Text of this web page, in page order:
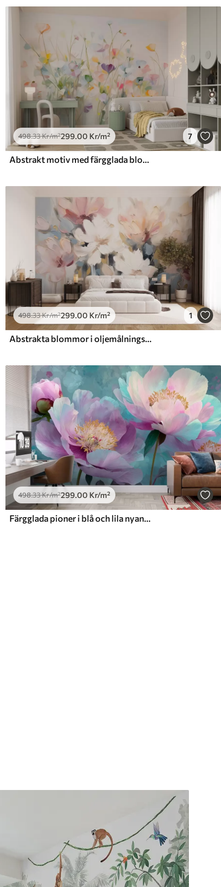
498.33Kr/m²299 .00 Kr/m² 7
Abstrakt motiv med färgglada blommor med långa stjälkar och gröna blad, texturerat, pastellfärgat, ljusa färger
498.33Kr/m²299.00 Kr/m² 1
Abstrakta blommor i oljemålningsstil i mjuka toner
498.33Kr/m²299 .00 Kr/m²
Färgglada pioner i blå och lila nyanser